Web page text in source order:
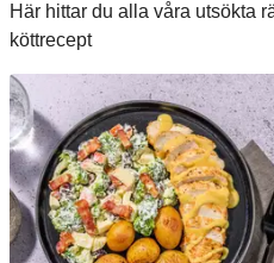
Här hittar du alla våra utsökta
köttrecept